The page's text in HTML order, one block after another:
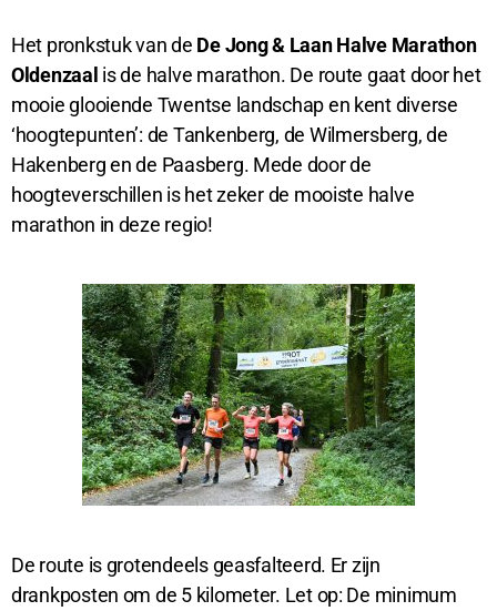
Het pronkstuk van de De Jong & Laan Halve Marathon
Oldenzaal is de halve marathon. De route gaat door het
mooie glooiende Twentse landschap en kent diverse
‘hoogtepunten’: de Tankenberg, de Wilmersberg, de
Hakenberg en de Paasberg. Mede door de
hoogteverschillen is het zeker de mooiste halve
marathon in deze regio!
De route is grotendeels geasfalteerd. Er zijn
drankposten om de 5 kilometer. Let op: De minimum